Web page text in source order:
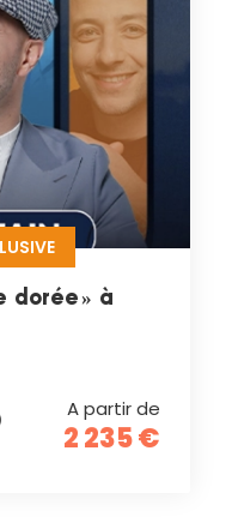
dorée » à
A partir de
2 235 €